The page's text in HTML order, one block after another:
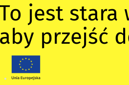
jest stara
aby przejść